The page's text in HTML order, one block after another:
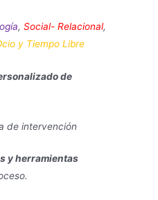
, Social- Relacional,
y Tiempo Libre
de
de intervención
y herramientas